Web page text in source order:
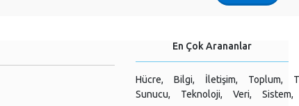
En Çok Arananlar
Hücre, Bilgi, İletişim, Toplum,
Sunucu,
Teknoloji, Veri, Sistem,